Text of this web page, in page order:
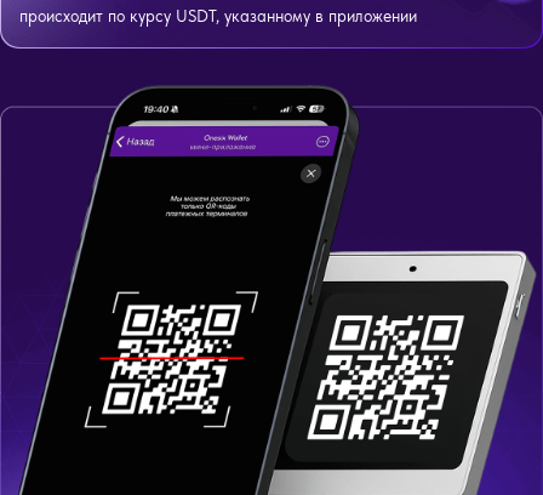
происходит по курсу USDT, указанному в приложении